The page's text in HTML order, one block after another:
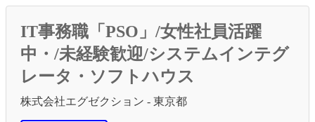
IT事務職「PSO」/女性社員活躍
中・/未経験歓迎/システムインテグ
レータ・ソフトハウス
株式会社エグゼクション - 東京都